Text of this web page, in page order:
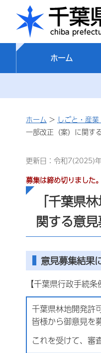
ホーム
ホーム > しごと・産
一部改正（案）に関す
更新日：令和7(2025)
募集は締め切りました。
「千葉県
関する意
意見募集結果
【千葉県行政手続
千葉県林地開発許
皆様から御意見を
これを受けて、審